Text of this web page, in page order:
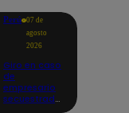
Perú 07 de
agosto
2026
Giro en caso
de
empresario
secuestrado